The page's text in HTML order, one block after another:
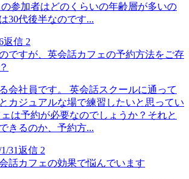
参加者はどのくらいの年齢層が多いの
30代後半なのです...
返信 2
ですが、英会話カフェの予約方法をご存
会社員です。 英会話スクールに通って
カジュアルな場で練習したいと思ってい
は予約が必要なのでしょうか？それと
きるのか、予約方...
31返信 2
話カフェの効果で悩んでいます